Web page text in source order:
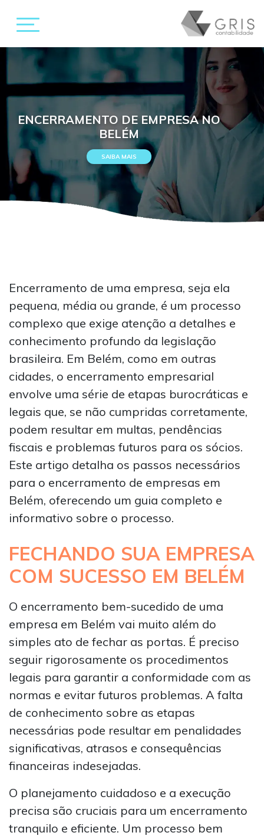
ENCERRAMENTO DE EMPRESA NO
BELÉM
SAIBA MAIS
Encerramento de uma empresa, seja ela
pequena, média ou grande, é um processo
complexo que exige atenção a detalhes e
conhecimento profundo da legislação
brasileira. Em Belém, como em outras
cidades, o encerramento empresarial
envolve uma série de etapas burocráticas e
legais que, se não cumpridas corretamente,
podem resultar em multas, pendências
fiscais e problemas futuros para os sócios.
Este artigo detalha os passos necessários
para o encerramento de empresas em
Belém, oferecendo um guia completo e
informativo sobre o processo.
FECHANDO SUA EMPRESA
COM SUCESSO EM BELÉM
O encerramento bem-sucedido de uma
empresa em Belém vai muito além do
simples ato de fechar as portas. É preciso
seguir rigorosamente os procedimentos
legais para garantir a conformidade com as
normas e evitar futuros problemas. A falta
de conhecimento sobre as etapas
necessárias pode resultar em penalidades
significativas, atrasos e consequências
financeiras indesejadas.
O planejamento cuidadoso e a execução
precisa são cruciais para um encerramento
tranquilo e eficiente. Um processo bem